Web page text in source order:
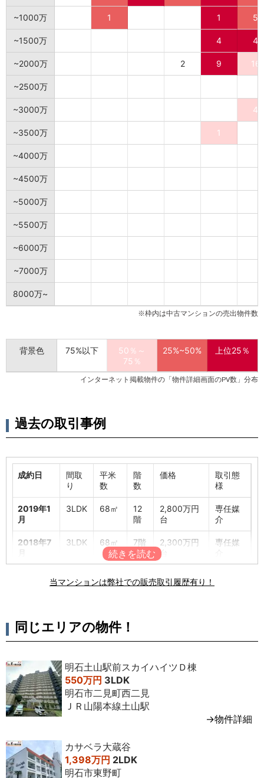
~1000万 1 1 5
~1500万 4 4
~2000万 2 9 16
~2500万
~3000万 4
~3500万 1
~4000万
~4500万
~5000万
~5500万
~6000万
~7000万
8000万~
※枠内は中古マンションの売出物件数
背景色 75%以下
50％～
75％
25%~50% 上位25％
インターネット掲載物件の「物件詳細画面のPV数」分布
過去の取引事例
成約日
間取
り
平米
数
階
数
価格
取引態
様
2019年1
月
3LDK 68㎡
12
階
2,800万円
台
専任媒
介
2018年7
月
3LDK 68㎡ 7階
2,300万円
台
専任媒
73㎡
2,600万円
台
当マンションは弊社での販売取引履歴有り！
同じエリアの物件！
明石土山駅前スカイハイツＤ棟
550万円 3LDK
明石市二見町西二見
ＪＲ山陽本線土山駅
→物件詳細
カサベラ大蔵谷
1,398万円 2LDK
明石市東野町